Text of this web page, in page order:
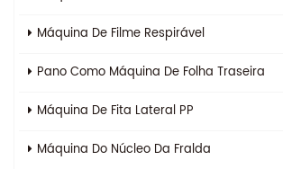
Máquina De Filme Respirável
Pano Como Máquina De Folha Traseira
Máquina De Fita Lateral PP
Máquina Do Núcleo Da Fralda